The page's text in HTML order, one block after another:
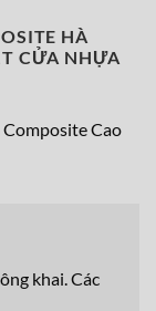
HÀ
CỬA NHỰA
Cao
khai. Các